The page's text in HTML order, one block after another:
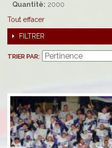
Quantitè: 2000
Tout effacer
FILTRER
TRIER PAR